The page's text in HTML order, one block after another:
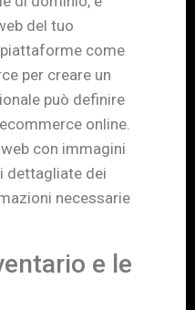
del tuo
come
per creare un
può definire
online.
con immagini
dettagliate dei
necessarie
e le